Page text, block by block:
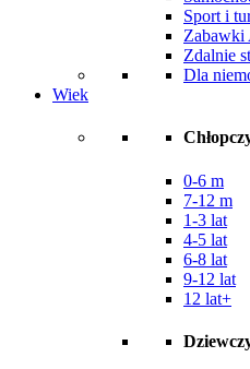
Sport i
Zabawki
Zdalnie
Dla
Wiek
0-6 m
7-12 m
1-3 lat
4-5 lat
6-8 lat
9-12 lat
12 lat+